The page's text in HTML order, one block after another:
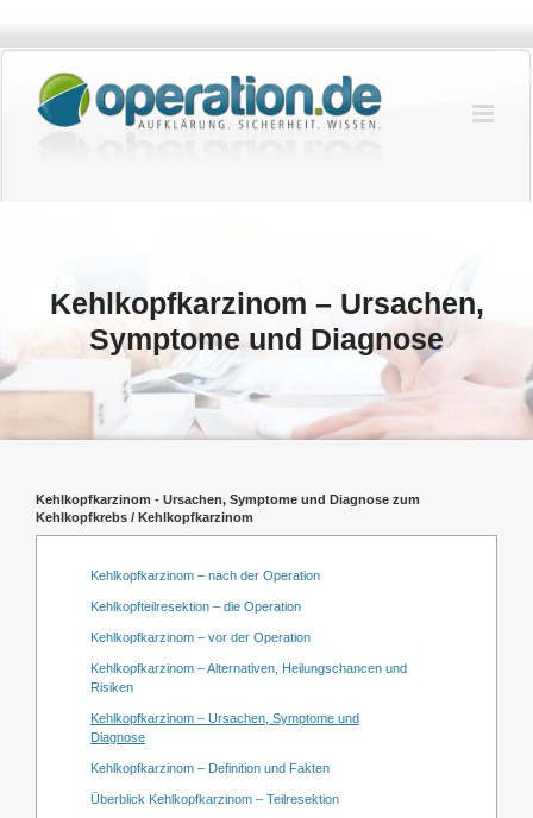
springen
Kehlkopfkarzinom – Ursachen,
Symptome und Diagnose
Kehlkopfkarzinom - Ursachen, Symptome und Diagnose zum
Kehlkopfkrebs / Kehlkopfkarzinom
Kehlkopfkarzinom – nach der Operation
Kehlkopfteilresektion – die Operation
Kehlkopfkarzinom – vor der Operation
Kehlkopfkarzinom – Alternativen, Heilungschancen und
Risiken
Kehlkopfkarzinom – Ursachen, Symptome und
Diagnose
Kehlkopfkarzinom – Definition und Fakten
Überblick Kehlkopfkarzinom – Teilresektion